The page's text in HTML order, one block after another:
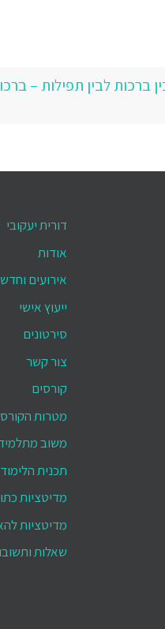
ברכות לבין תפילות –
דורית יעקובי
אודות
אירועים
ייעוץ אישי
סירטונים
צור קשר
קורסים
מטרות הקורס
משוב
תכנית
מדיטציות
מדיטציות
שאלות